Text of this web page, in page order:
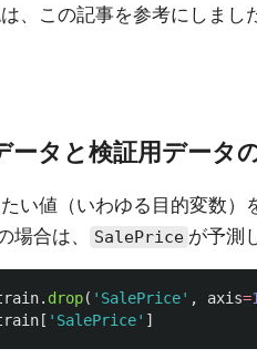
、この記事を参考にしまし
ータと検証用データ
い値（いわゆる目的変数）
場合は、
SalePrice が予測
. drop( ' SalePrice' , axis=1
[ ' SalePrice' ]